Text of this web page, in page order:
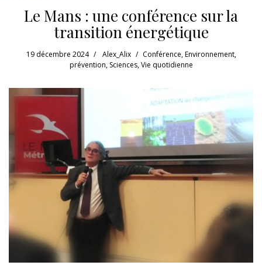
Le Mans : une conférence sur la
transition énergétique
19 décembre 2024 Alex_Alix Conférence,Environnement,
prévention, Sciences,Vie quotidienne